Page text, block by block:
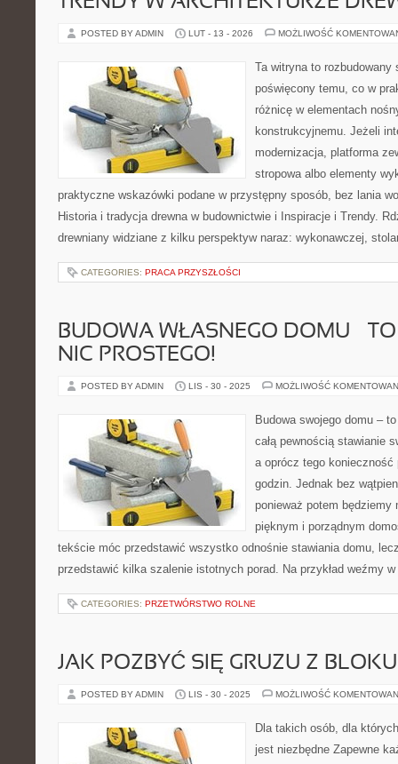
POSTED BY ADMIN LUT - 13 - 2026 MOŻLIWOŚĆ
Ta witryna to rozbudowany
poświęcony temu, co w
różnicę w elementach
konstrukcyjnemu. Jeżeli
modernizacja, platforma
stropowa albo elementy
praktyczne wskazówki podane w przystępny sposób, bez lania
Historia i tradycja drewna w budownictwie i Inspiracje i Trendy.
drewniany widziane z kilku perspektyw naraz: wykonawczej,
CATEGORIES: PRACA PRZYSZŁOŚCI
BUDOWA WŁASNEGO DOMU –
NIC PROSTEGO!
POSTED BY ADMIN LIS - 30 - 2025 MOŻLIWOŚĆ
Budowa swojego domu –
całą pewnością stawianie
a oprócz tego
godzin. Jednak bez
ponieważ potem
pięknym i porządnym
tekście móc przedstawić wszystko odnośnie stawiania domu,
przedstawić kilka szalenie istotnych porad. Na przykład weźmy
CATEGORIES: PRZETWÓRSTWO ROLNE
JAK POZBYĆ SIĘ GRUZU Z
POSTED BY ADMIN LIS - 30 - 2025 MOŻLIWOŚĆ
Dla takich osób, dla
jest niezbędne Zapewne